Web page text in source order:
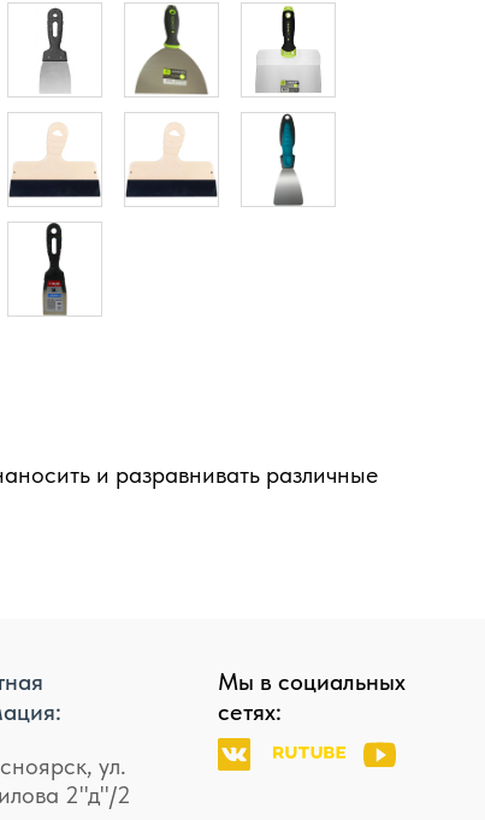
и разравнивать различные
ул.
2"д"/2
Мы в социальных
сетях: